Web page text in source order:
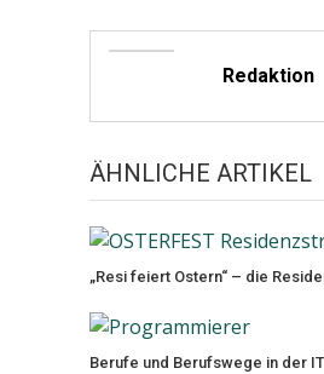
Redaktion
ÄHNLICHE ARTIKEL
„Resi feiert Ostern“ – die
Berufe und Berufswege in der IT